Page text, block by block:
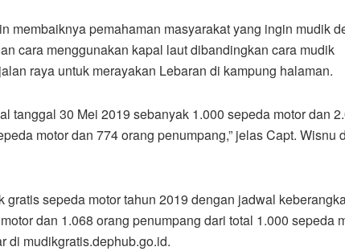
membaiknya pemahaman masyarakat yang ingin mudik
cara menggunakan kapal laut dibandingkan cara mudik
raya untuk merayakan Lebaran di kampung halaman.
tanggal 30 Mei 2019 sebanyak 1.000 sepeda motor dan
motor dan 774 orang penumpang,” jelas Capt. Wisnu
gratis sepeda motor tahun 2019 dengan jadwal
dan 1.068 orang penumpang dari total 1.000 sepeda
di mudikgratis.dephub.go.id.